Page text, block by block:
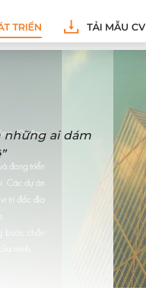
TRIỂN TẢI MẪU CV
những ai dám